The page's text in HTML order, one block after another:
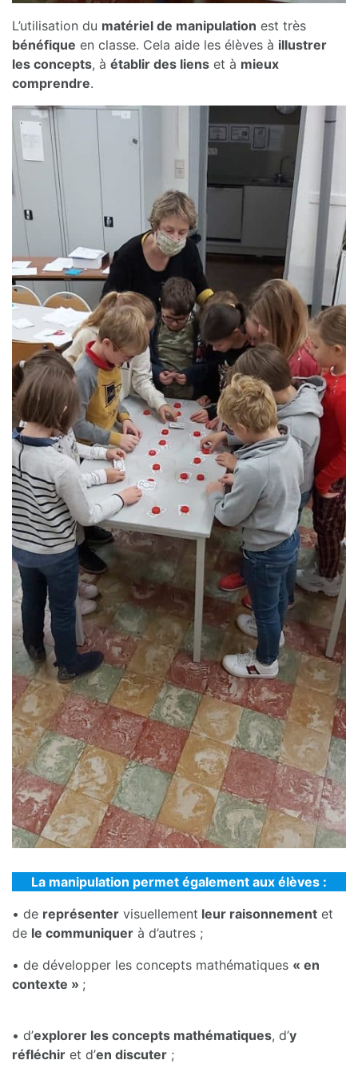
L’utilisation du matériel de manipulation est très
bénéfique en classe. Cela aide les élèves à illustrer
les concepts, à établir des liens et à mieux
comprendre.
La manipulation permet également aux élèves :
• de représenter visuellement leur raisonnement et
de le communiquer à d’autres ;
• de développer les concepts mathématiques « en
contexte » ;
• d’explorer les concepts mathématiques, d’y
réfléchir et d’en discuter ;